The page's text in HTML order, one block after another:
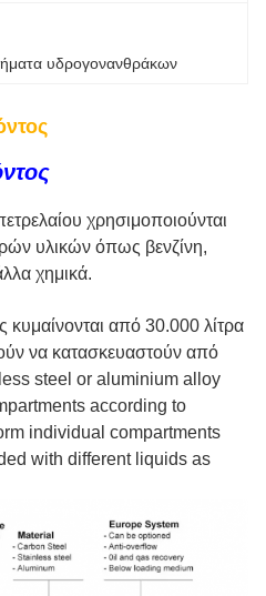
υδρογονανθράκων
χρησιμοποιούνται
υλικών όπως βενζίνη,
χημικά.
κυμαίνονται από 30.000 λίτρα
να κατασκευαστούν από
steel or aluminium alloy
according to
individual compartments
with different liquids as